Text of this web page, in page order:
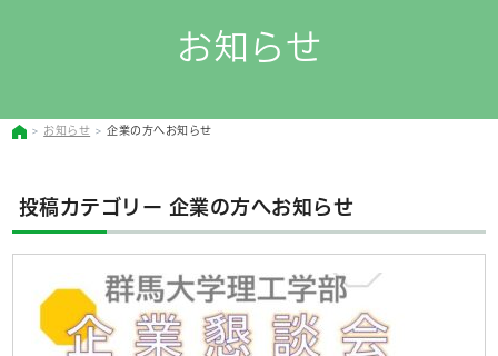
お知らせ
お知らせ 企業の方へお知らせ
投稿カテゴリー 企業の方へお知らせ